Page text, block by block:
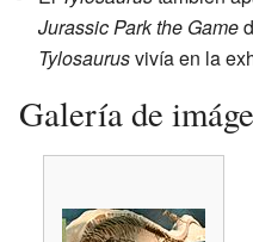
Jurassic Park the Game
Tylosaurusvivía en la
Galería de